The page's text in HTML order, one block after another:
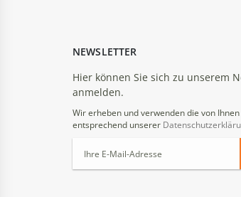
NEWSLETTER
Hier können Sie sich zu unserem
anmelden.
Wir erheben und verwenden die von
entsprechend unserer